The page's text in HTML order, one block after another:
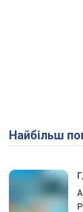
Найбільш